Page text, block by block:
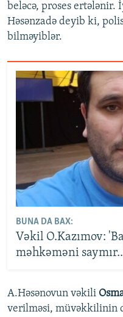
beləcə, proses
Həsənzadə deyib ki,
bilməyiblər.
BUNA DA BAX:
Vəkil O.Kazımov:
məhkəməni
A.Həsənovun vəkili
verilməsi, müvəkkilinin